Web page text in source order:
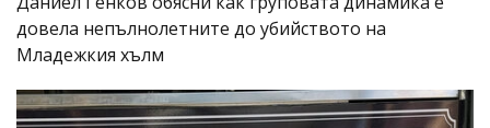
довела непълнолетните до убийството на
Младежкия хълм